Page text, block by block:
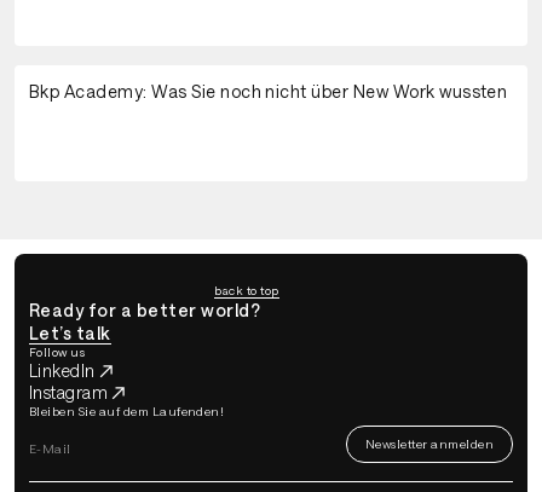
Bkp Academy: Was Sie noch nicht über New Work wussten
back to top
Ready for a better world?
Let’s talk
Follow us
LinkedIn
Instagram
Bleiben Sie auf dem Laufenden!